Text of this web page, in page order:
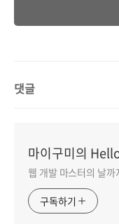
댓글
마이구미의
웹 개발 마스터의 날까
구독하기